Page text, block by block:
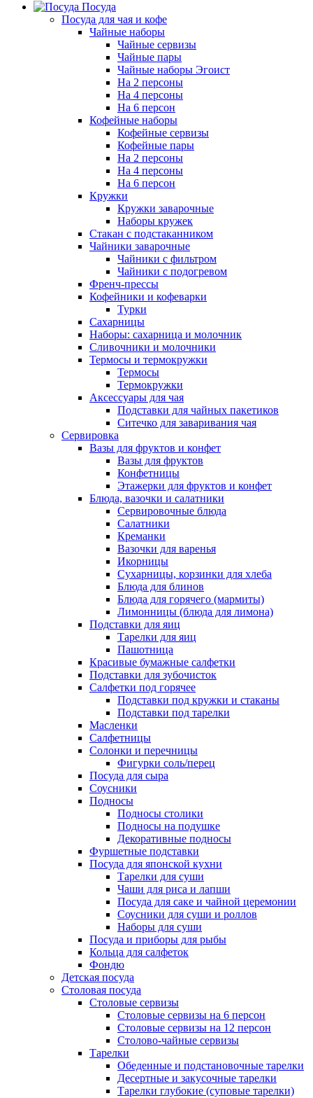
Посуда
Посуда для чая и кофе
Чайные наборы
Чайные сервизы
Чайные пары
Чайные наборы Эгоист
На 2 персоны
На 4 персоны
На 6 персон
Кофейные наборы
Кофейные сервизы
Кофейные пары
На 2 персоны
На 4 персоны
На 6 персон
Кружки
Кружки заварочные
Наборы кружек
Стакан с подстаканником
Чайники заварочные
Чайники с фильтром
Чайники с подогревом
Френч-прессы
Кофейники и кофеварки
Турки
Сахарницы
Наборы: сахарница и молочник
Сливочники и молочники
Термосы и термокружки
Термосы
Термокружки
Аксессуары для чая
Подставки для чайных пакетиков
Ситечко для заваривания чая
Сервировка
Вазы для фруктов и конфет
Вазы для фруктов
Конфетницы
Этажерки для фруктов и конфет
Блюда, вазочки и салатники
Сервировочные блюда
Салатники
Креманки
Вазочки для варенья
Икорницы
Сухарницы, корзинки для хлеба
Блюда для блинов
Блюда для горячего (мармиты)
Лимонницы (блюда для лимона)
Подставки для яиц
Тарелки для яиц
Пашотница
Красивые бумажные салфетки
Подставки для зубочисток
Салфетки под горячее
Подставки под кружки и стаканы
Подставки под тарелки
Масленки
Салфетницы
Солонки и перечницы
Фигурки соль/перец
Посуда для сыра
Соусники
Подносы
Подносы столики
Подносы на подушке
Декоративные подносы
Фуршетные подставки
Посуда для японской кухни
Тарелки для суши
Чаши для риса и лапши
Посуда для саке и чайной церемонии
Соусники для суши и роллов
Наборы для суши
Посуда и приборы для рыбы
Кольца для салфеток
Фондю
Детская посуда
Столовая посуда
Столовые сервизы
Столовые сервизы на 6 персон
Столовые сервизы на 12 персон
Столово-чайные сервизы
Тарелки
Обеденные и подстановочные тарелки
Десертные и закусочные тарелки
Тарелки глубокие (суповые тарелки)